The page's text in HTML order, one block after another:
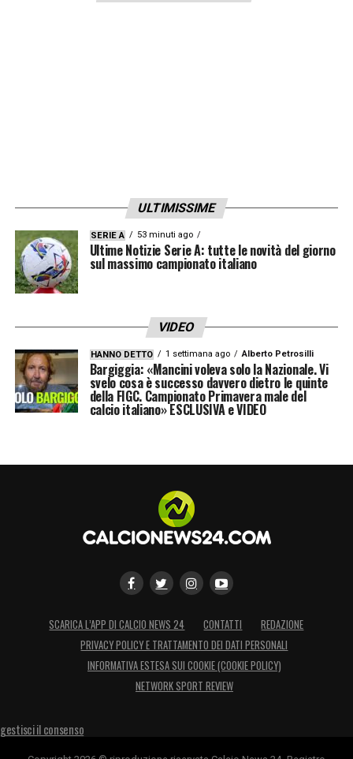
ULTIMISSIME
SERIE A 53 minuti ago
Ultime Notizie Serie A: tutte le novità del giorno
sul massimo campionato italiano
VIDEO
HANNO DETTO 1 settimana ago Alberto Petrosilli
Bargiggia: «Mancini voleva solo la Nazionale. Vi
svelo cosa è successo davvero dietro le quinte
della FIGC. Campionato Primavera male del
calcio italiano» ESCLUSIVA e VIDEO
SCARICA L’APP DI CALCIO NEWS 24 CONTATTI
REDAZIONE
PRIVACY POLICY E TRATTAMENTO DEI DATI PERSONALI
INFORMATIVA ESTESA SUI COOKIE (COOKIE POLICY)
NETWORK SPORT REVIEW
gestisci il consenso